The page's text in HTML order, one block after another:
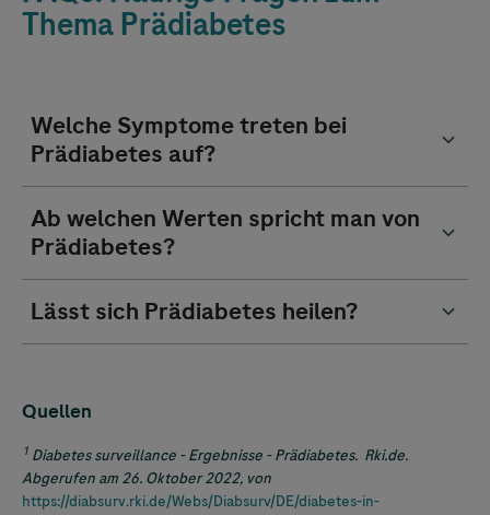
Thema Prädiabetes
Welche Symptome treten bei
Prädiabetes auf?
Ab welchen Werten spricht man von
Prädiabetes?
Lässt sich Prädiabetes heilen?
Quellen
1 Diabetes surveillance - Ergebnisse - Prädiabetes. Rki.de.
Abgerufen am 26. Oktober 2022, von
https://diabsurv.rki.de/Webs/Diabsurv/DE/diabetes-in-